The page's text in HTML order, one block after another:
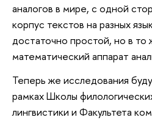
аналогов в мире, с одной
корпус текстов на разных
достаточно простой, но в то
математический аппарат
Теперь же исследования
рамках Школы
лингвистики и Факультета